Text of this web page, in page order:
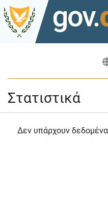
Στατιστικά
Δεν υπάρχουν δεδομένα